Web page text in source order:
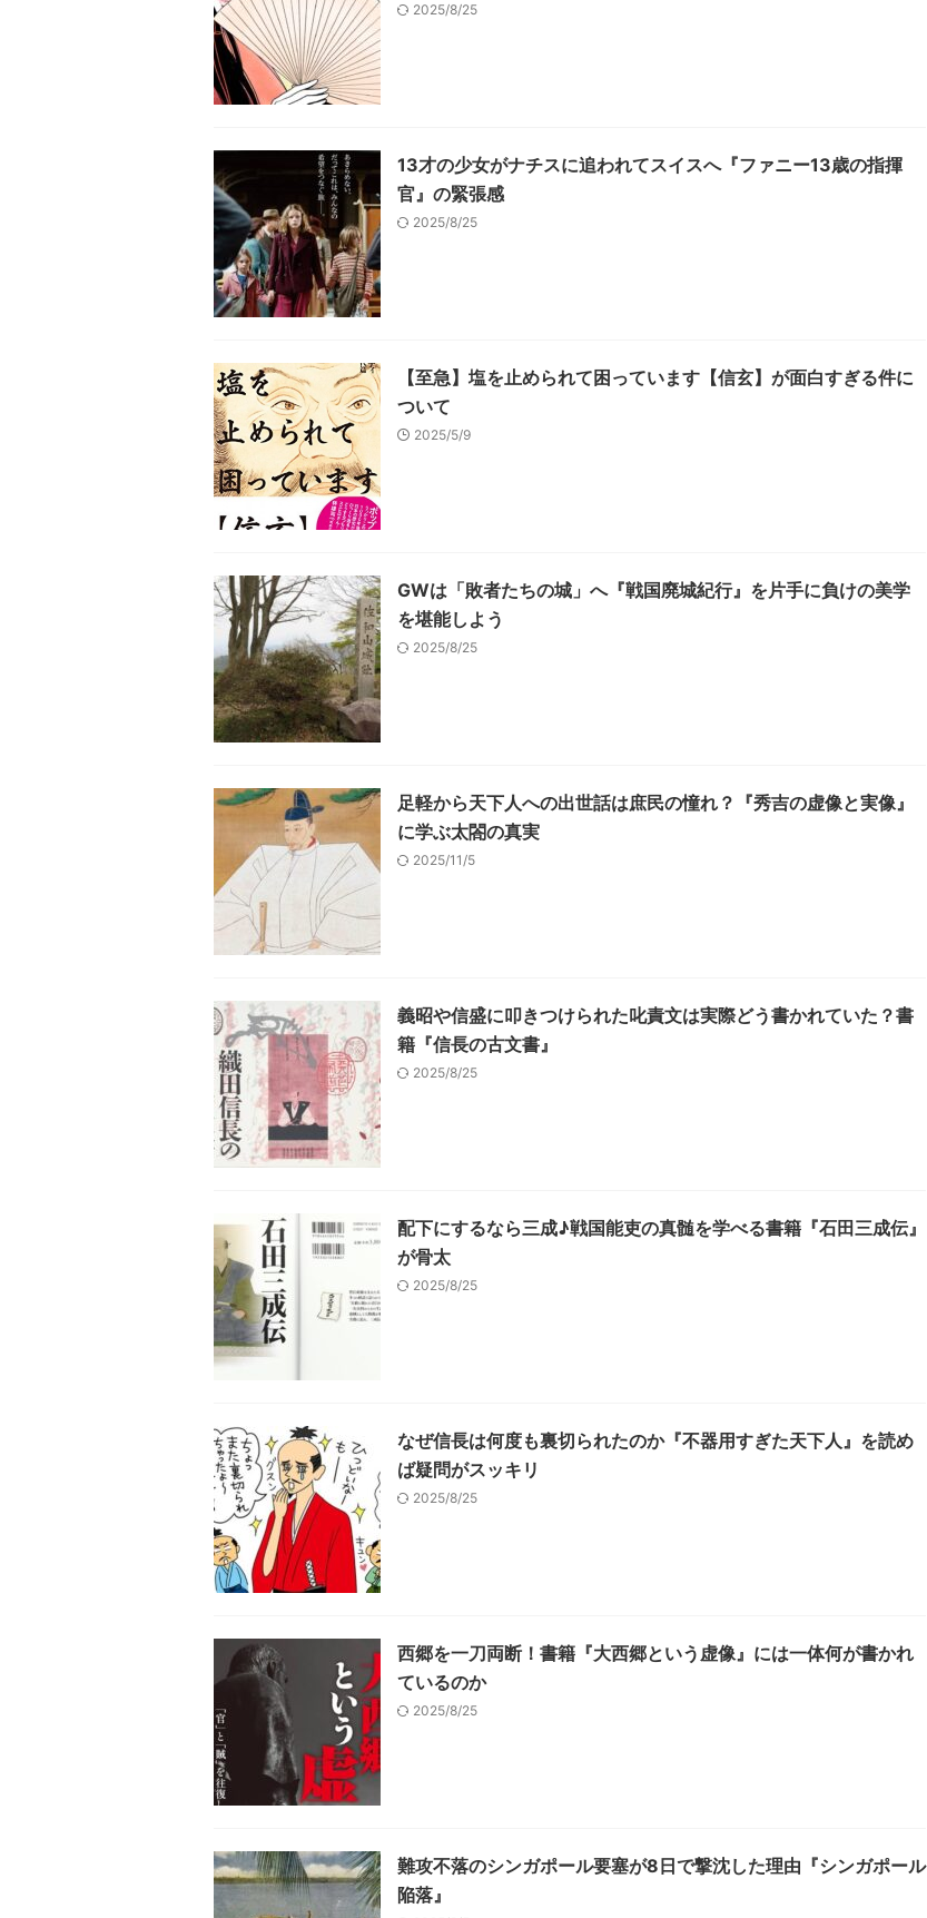
2025/8/25
13才の少女がナチスに追われてスイスへ『ファニー13歳の指揮
官』の緊張感
2025/8/25
【至急】塩を止められて困っています【信玄】が面白すぎる件に
ついて
2025/5/9
GWは「敗者たちの城」へ『戦国廃城紀行』を片手に負けの美学
を堪能しよう
2025/8/25
足軽から天下人への出世話は庶民の憧れ？『秀吉の虚像と実像』
に学ぶ太閤の真実
2025/11/5
義昭や信盛に叩きつけられた叱責文は実際どう書かれていた？書
籍『信長の古文書』
2025/8/25
配下にするなら三成♪戦国能吏の真髄を学べる書籍『石田三成伝』
が骨太
2025/8/25
なぜ信長は何度も裏切られたのか『不器用すぎた天下人』を読め
ば疑問がスッキリ
2025/8/25
西郷を一刀両断！書籍『大西郷という虚像』には一体何が書かれ
ているのか
2025/8/25
難攻不落のシンガポール要塞が8日で撃沈した理由『シンガポール
陥落』